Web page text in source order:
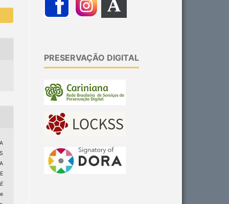
PRESERVAÇÃO DIGITAL